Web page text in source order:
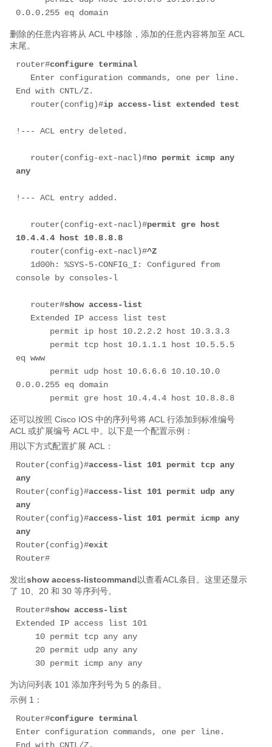
0.0.0.255 eq domain
删除的任意内容将从 ACL 中移除，添加的任意内容将加至 ACL
末尾。
router#configure terminal
End with CNTL/Z.
   router(config)#
ip access-list extended test
   router(config-ext-nacl)#
no permit icmp any
any
   router(config-ext-nacl)#
permit gre host
10.4.4.4 host 10.8.8.8
   router(config-ext-nacl)#
^Z
console by consoles-l
   router#
show access-list
eq www
0.0.0.255 eq domain
       permit gre host 10.4.4.4 host 10.8.8.8
还可以按照 Cisco IOS 中的序列号将 ACL 行添加到标准编号
ACL 或扩展编号 ACL 中。以下是一个配置示例：
用以下方式配置扩展 ACL：
Router(config)#access-list 101 permit tcp any
any
Router(config)#access-list 101 permit udp any
any
Router(config)#access-list 101 permit icmp any
any
Router(config)#exit
Router#
发出show access-listcommand以查看ACL条目。这里还显示
了 10、20 和 30 等序列号。
Router#show access-list
Extended IP access list 101
    30 permit icmp any any
为访问列表 101 添加序列号为 5 的条目。
示例 1：
Router#configure terminal
Enter configuration commands, one per line.